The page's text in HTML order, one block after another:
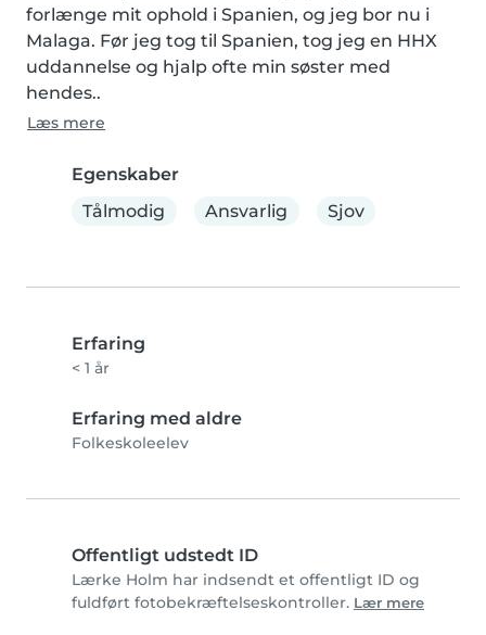
forlænge mit ophold i Spanien, og jeg bor nu i
Malaga. Før jeg tog til Spanien, tog jeg en HHX
uddannelse og hjalp ofte min søster med
hendes..
Læs mere
Egenskaber
Tålmodig
Ansvarlig Sjov
Erfaring
< 1 år
Erfaring med aldre
Folkeskoleelev
Offentligt udstedt ID
Lærke Holm har indsendt et offentligt ID og
fuldført fotobekræftelseskontroller. Lær mere